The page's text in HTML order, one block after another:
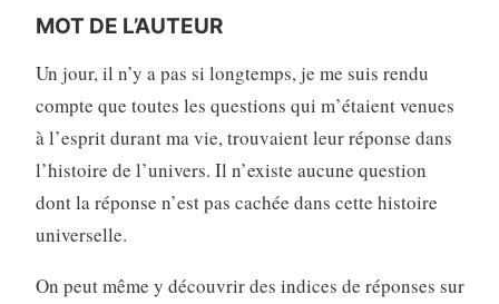
MOT DE L’AUTEUR
Un jour, il n’y a pas si longtemps, je me suis rendu
compte que toutes les questions qui m’étaient venues
à l’esprit durant ma vie, trouvaient leur réponse dans
l’histoire de l’univers. Il n’existe aucune question
dont la réponse n’est pas cachée dans cette histoire
universelle.
On peut même y découvrir des indices de réponses sur